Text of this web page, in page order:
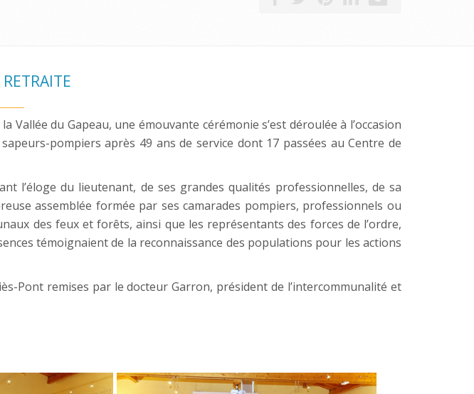
du Gapeau, une émouvante cérémonie s’est déroulée à l’occasion
pompiers après 49 ans de service dont 17 passées au Centre de
l’éloge du lieutenant, de ses grandes qualités professionnelles, de sa
assemblée formée par ses camarades pompiers, professionnels ou
des feux et forêts, ainsi que les représentants des forces de l’ordre,
témoignaient de la reconnaissance des populations pour les actions
Pont remises par le docteur Garron, président de l’intercommunalité et